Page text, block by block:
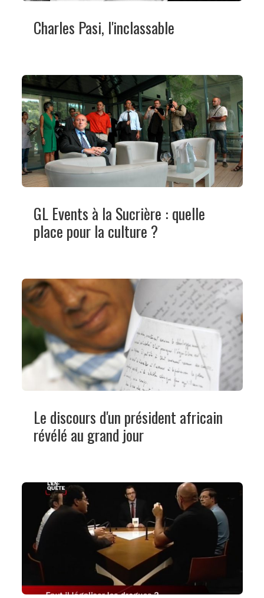
Charles Pasi, l'inclassable
GL Events à la Sucrière : quelle
place pour la culture ?
Le discours d'un président africain
révélé au grand jour